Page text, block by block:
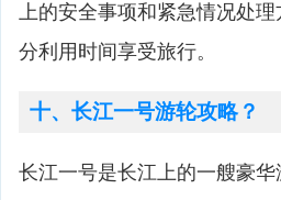
上的安全事项和紧急情况处
分利用时间享受旅行。
十、长江一号游轮攻略？
长江一号是长江上的一艘豪